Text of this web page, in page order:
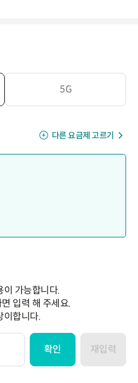
5G
다른 요금제 고르기
이 가능합니다.
입력 해 주세요.
이합니다.
확인 재입력